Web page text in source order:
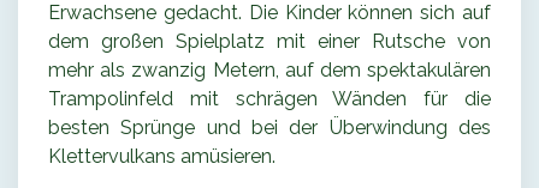
Erwachsene gedacht. Die Kinder können sich auf
dem großen Spielplatz mit einer Rutsche von
mehr als zwanzig Metern, auf dem spektakulären
Trampolinfeld mit schrägen Wänden für die
besten Sprünge und bei der Überwindung des
Klettervulkans amüsieren.